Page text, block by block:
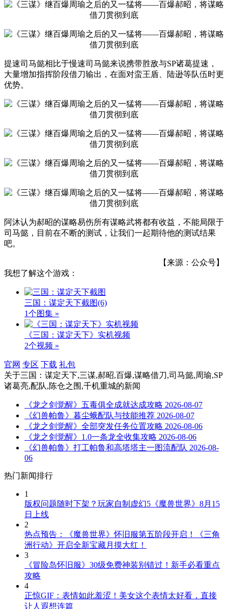
提速司马懿相比于慢速司马懿来说携带胜敌与SP诸葛提速，
大量增加指挥阶段借刀输出，在面对蛮王盾、陆逊等队伍时更
优势。
阿沐认为郝昭的谋略易伤所有谋略武将都有收益，不能局限于
司马懿，目前在不断的测试，让我们一起期待他的测试结果
吧。
【来源：公众号】
我想了解这个游戏：
三国：谋定天下截图(6)
1个图集 »
《三国：谋定天下》实机视频
2个视频 »
官网 专区 下载 礼包
关于三国：谋定天下,三谋,郝昭,百爆,谋略借刀,司马懿,周瑜,SP
诸葛亮,配队,陈仓之围,千机重城的新闻
《龙之剑觉醒》五毒俱全成就达成攻略 2026-08-07
《幻兽帕鲁》暮尘蛾配队与技能推荐 2026-08-07
《龙之剑觉醒》全部突发任务位置攻略 2026-08-06
《龙之剑觉醒》1.0一条龙全收集攻略 2026-08-06
《幻兽帕鲁》打工帕鲁和高塔塔主一图流配队 2026-08-
06
热门新闻排行
1
版权问题随时下架？玩家自制虚幻5《魔兽世界》8月15
日上线
2
热点预告：《魔兽世界》怀旧服第五阶段开启！《三角
洲行动》开启全新宝藏月摸大红！
3
《冒险岛怀旧服》30级免费神装别错过！新手必看重点
攻略
4
正惊GIF：表情如此羞涩！美女这个表情太好看，直接
让人遐想连篇